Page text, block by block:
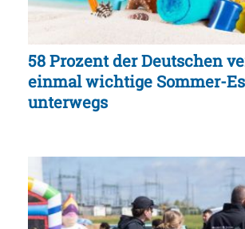
58 Prozent der Deutschen
einmal wichtige Sommer-
unterwegs